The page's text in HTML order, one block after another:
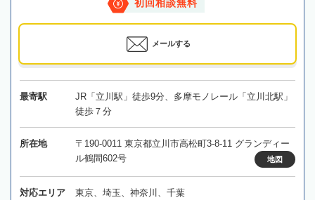
初回相談無料
メールする
最寄駅
JR「立川駅」徒歩9分、多摩モノレール「立川北駅」
徒歩７分
所在地
〒190-0011 東京都立川市高松町3-8-11 グランディー
ル鶴間602号
地図
対応エリア 東京、埼玉、神奈川、千葉